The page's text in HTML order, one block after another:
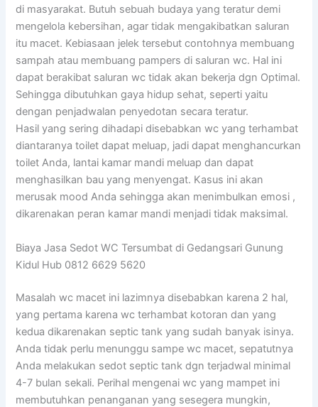
di masyarakat. Butuh sebuah budaya yang teratur demi
mengelola kebersihan, agar tidak mengakibatkan saluran
itu macet. Kebiasaan jelek tersebut contohnya membuang
sampah atau membuang pampers di saluran wc. Hal ini
dapat berakibat saluran wc tidak akan bekerja dgn Optimal.
Sehingga dibutuhkan gaya hidup sehat, seperti yaitu
dengan penjadwalan penyedotan secara teratur.
Hasil yang sering dihadapi disebabkan wc yang terhambat
diantaranya toilet dapat meluap, jadi dapat menghancurkan
toilet Anda, lantai kamar mandi meluap dan dapat
menghasilkan bau yang menyengat. Kasus ini akan
merusak mood Anda sehingga akan menimbulkan emosi ,
dikarenakan peran kamar mandi menjadi tidak maksimal.
Biaya Jasa Sedot WC Tersumbat di Gedangsari Gunung
Kidul Hub 0812 6629 5620
Masalah wc macet ini lazimnya disebabkan karena 2 hal,
yang pertama karena wc terhambat kotoran dan yang
kedua dikarenakan septic tank yang sudah banyak isinya.
Anda tidak perlu menunggu sampe wc macet, sepatutnya
Anda melakukan sedot septic tank dgn terjadwal minimal
4-7 bulan sekali. Perihal mengenai wc yang mampet ini
membutuhkan penanganan yang sesegera mungkin,